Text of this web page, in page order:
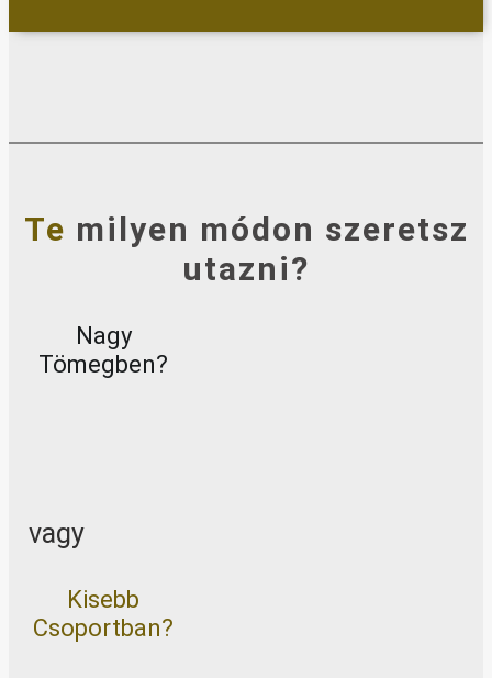
Te milyen módon szeretsz
utazni?
Nagy
Tömegben?
vagy
Kisebb
Csoportban?